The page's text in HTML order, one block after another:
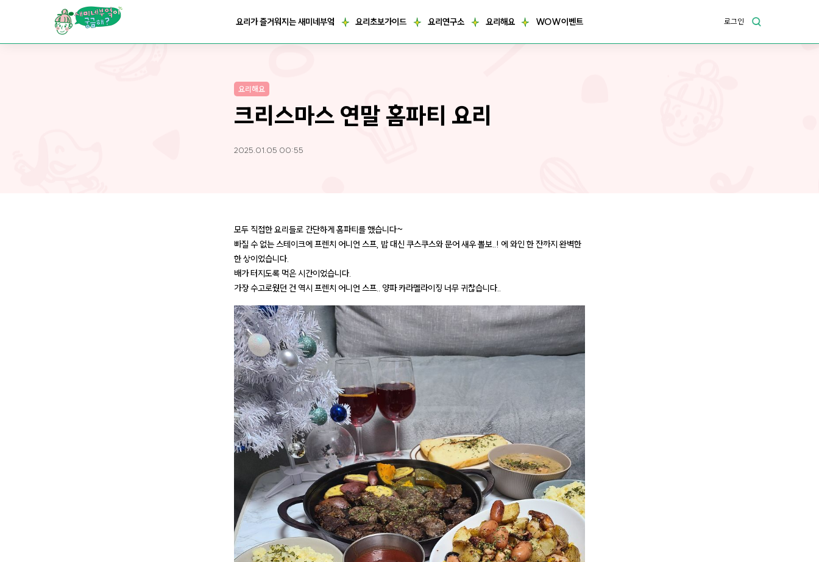
요리가 즐거워지는 새미네부엌 요리초보가이드 요리연구소 요리해요 WOW이벤트 로그인
요리해요
크리스마스 연말 홈파티 요리
2025.01.05 00:55
모두 직접한 요리들로 간단하게 홈파티를 했습니다~
빠질 수 없는 스테이크에 프렌치 어니언 스프, 밥 대신 쿠스쿠스와 문어 새우 뽈보..! 에 와인 한 잔까지 완벽한
한 상이었습니다.
배가 터지도록 먹은 시간이었습니다.
가장 수고로웠던 건 역시 프렌치 어니언 스프.. 양파 카라멜라이징 너무 귀찮습니다..